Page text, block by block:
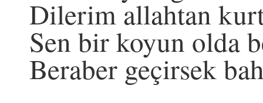
Dilerim allahtan
Sen bir koyun olda
Beraber geçirsek